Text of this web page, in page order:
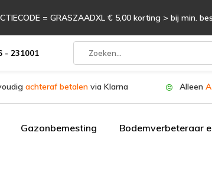
- 231001
= GRASZAADXL € 5,00 korting > bij min.
achteraf betalen via Klarna Alleen
Gazonbemesting Bodemverbeteraar